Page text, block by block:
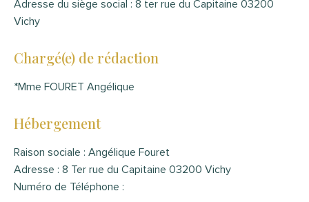
Adresse du siège social : 8 ter rue du Capitaine 03200
Vichy
Chargé(e) de rédaction
*Mme FOURET Angélique
Hébergement
Raison sociale : Angélique Fouret
Adresse : 8 Ter rue du Capitaine 03200 Vichy
Numéro de Téléphone :